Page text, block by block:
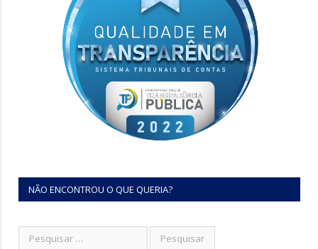
NÃO ENCONTROU O QUE QUERIA?